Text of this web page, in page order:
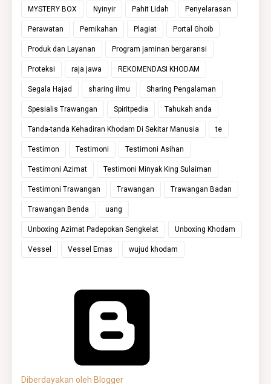
MYSTERY BOX Nyinyir Pahit Lidah Penyelarasan
Perawatan Pernikahan Plagiat Portal Ghoib
Produk dan Layanan Program jaminan bergaransi
Proteksi raja jawa REKOMENDASI KHODAM
Segala Hajad sharing ilmu Sharing Pengalaman
Spesialis Trawangan Spiritpedia Tahukah anda
Tanda-tanda Kehadiran Khodam Di Sekitar Manusia te
Testimon Testimoni Testimoni Asihan
Testimoni Azimat Testimoni Minyak King Sulaiman
Testimoni Trawangan Trawangan Trawangan Badan
Trawangan Benda uang
Unboxing Azimat Padepokan Sengkelat Unboxing Khodam
Vessel Vessel Emas wujud khodam
Diberdayakan oleh Blogger